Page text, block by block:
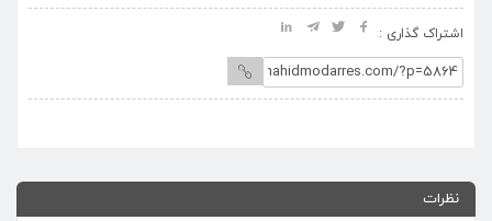
اشتراک گذاری :
نظرات